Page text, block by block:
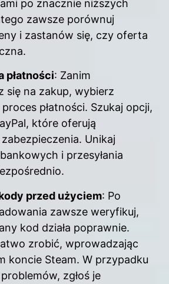
po znacznie niższych
zawsze porównuj
i zastanów się, czy oferta
płatności: Zanim
się na zakup, wybierz
płatności. Szukaj opcji,
które oferują
Unikaj
i przesyłania
przed użyciem: Po
zawsze weryfikuj,
kod działa poprawnie.
zrobić, wprowadzając
koncie Steam. W przypadku
zgłoś je